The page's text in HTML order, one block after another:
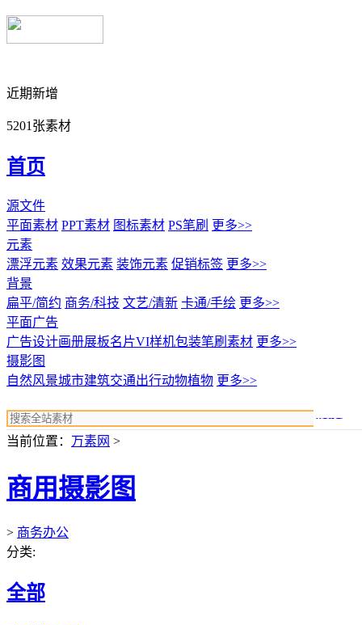
近期新增
5201张素材
首页
源文件
平面素材 PPT素材 图标素材 PS笔刷 更多>>
元素
漂浮元素 效果元素 装饰元素 促销标签 更多>>
背景
扁平/简约 商务/科技 文艺/清新 卡通/手绘 更多>>
平面广告
广告设计画册展板名片VI样机包装笔刷素材 更多>>
摄影图
自然风景城市建筑交通出行动物植物 更多>>
当前位置： 万素网 >
商用摄影图
> 商务办公
分类:
全部